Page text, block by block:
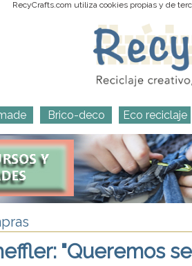
RecyCrafts.com utiliza cookies propias y de
Brico-deco Eco reciclaje
"Queremos